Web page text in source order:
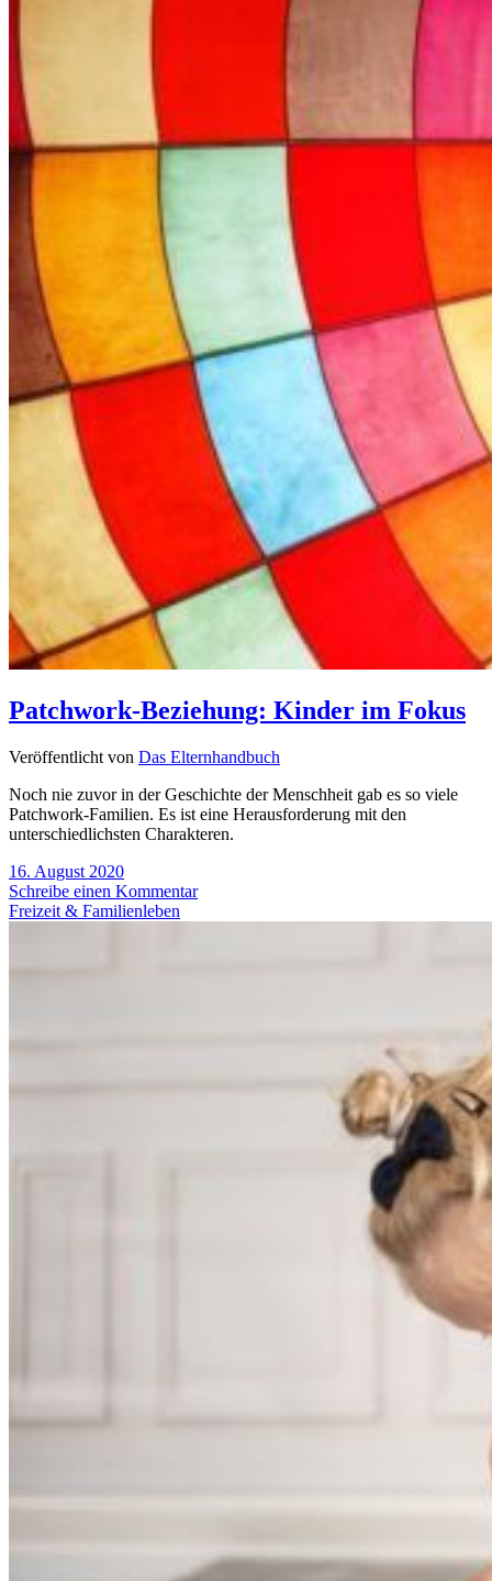
Patchwork-Beziehung: Kinder im Fokus
Veröffentlicht von Das Elternhandbuch
Noch nie zuvor in der Geschichte der Menschheit gab es so viele
Patchwork-Familien. Es ist eine Herausforderung mit den
unterschiedlichsten Charakteren.
16. August 2020
Schreibe einen Kommentar
Freizeit & Familienleben